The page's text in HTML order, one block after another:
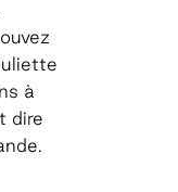
à
dire